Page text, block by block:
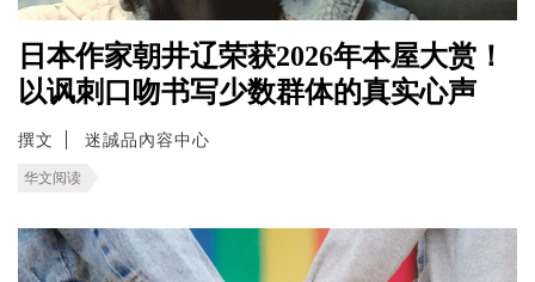
日本作家朝井辽荣获2026年本屋大赏！
以讽刺口吻书写少数群体的真实心声
撰文 迷誠品內容中心
华文阅读